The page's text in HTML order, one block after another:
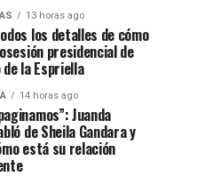
13 horas ago
los detalles de cómo
presidencial de
la Espriella
14 horas ago
Juanda
de Sheila Gandara y
está su relación